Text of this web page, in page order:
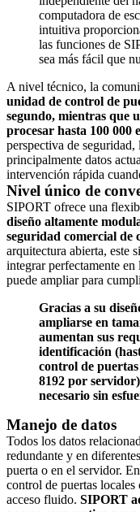
computadora de
intuitiva
las funciones de
sea más fácil que
A nivel técnico, la
unidad de control de
segundo, mientras que
procesar hasta 100 000
perspectiva de
principalmente datos
intervención rápida
Nivel único de
SIPORT ofrece una
diseño altamente
seguridad comercial de
arquitectura abierta, este
integrar perfectamente
puede ampliar para
Gracias a su
ampliarse en
aumentan sus
identificación
control de
8192 por
necesario sin
Manejo de datos
Todos los datos
redundante y en
puerta o en el servidor.
control de puertas
acceso fluido. SIPORT